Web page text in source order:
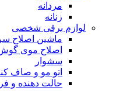
مردانه
زنانه
لوازم برقی شخصی
ماشین اصلاح
اصلاح موی
سشوار
اتو مو و صاف
حالت دهنده و